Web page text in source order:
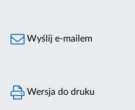
Wyślij e-mailem
Wersja do druku